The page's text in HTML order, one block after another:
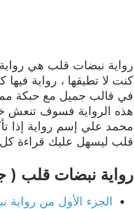
رواية نبضات قلب هي
كنت لا تطيقها ، رواية
في قالب جميل مع حبكة
هذه الرواية فسوف تنعش
محمد علي إسم رواية إذا
قلب ليسهل عليك قراءة
رواية نبضات قلب (
الجزء الأول من